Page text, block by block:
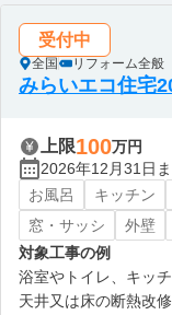
受付中
全国 リフォーム全般
みらいエコ住宅
上限100万円
2026年12月31日
お風呂
キッチン
窓・サッシ
外壁
対象工事の例
浴室やトイレ、キッ
天井又は床の断熱改